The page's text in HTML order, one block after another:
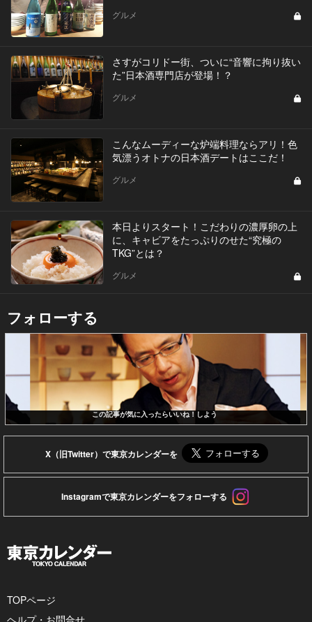
グルメ
さすがコリドー街、ついに“音響に拘り抜い
た”日本酒専門店が登場！？
グルメ
こんなムーディーな炉端料理ならアリ！色
気漂うオトナの日本酒デートはここだ！
グルメ
本日よりスタート！こだわりの濃厚卵の上
に、キャビアをたっぷりのせた“究極の
TKG”とは？
グルメ
フォローする
この記事が気に入ったらいいね！しよう
X（旧Twitter）で東京カレンダーを
Instagramで東京カレンダーをフォローする
TOPページ
ヘルプ・お問合せ